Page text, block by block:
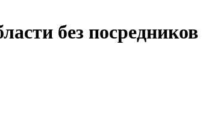
без посредников